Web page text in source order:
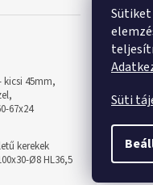
Süti
45mm,
67x24
kerekek
Ø8 HL36,5
19
villa,